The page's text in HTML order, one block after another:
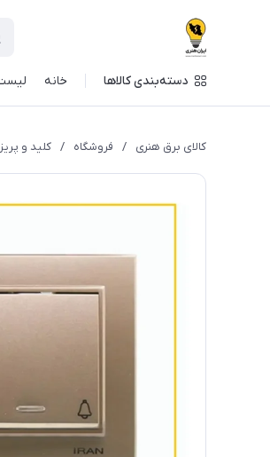
دسته‌بندی کالاها خانه
کالای برق هنری / فروشگاه / کلید و پریز